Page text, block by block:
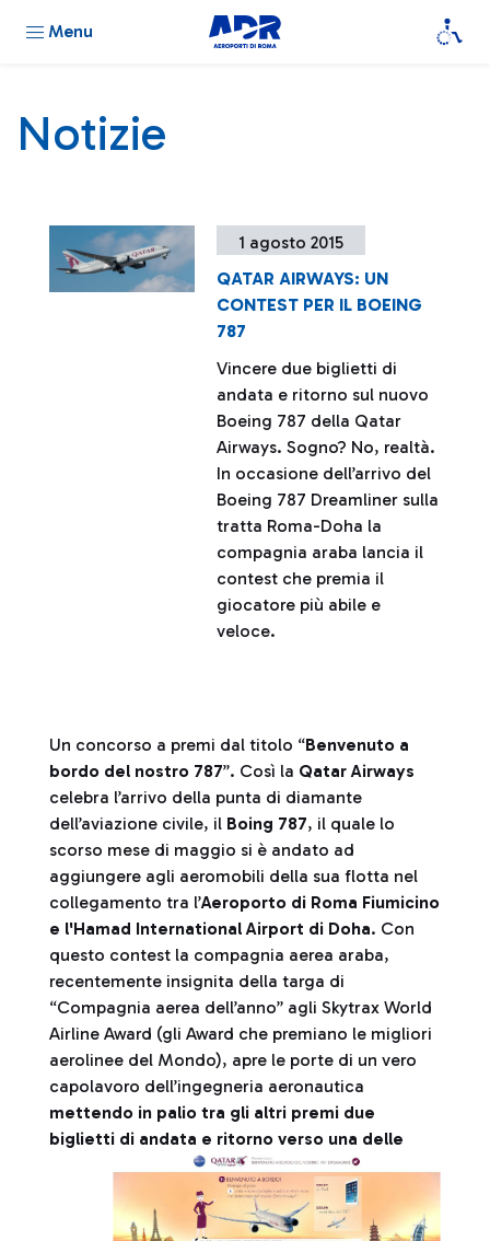
Menu
Notizie
1 agosto 2015
QATAR AIRWAYS: UN
CONTEST PER IL BOEING
787
Vincere due biglietti di
andata e ritorno sul nuovo
Boeing 787 della Qatar
Airways. Sogno? No, realtà.
In occasione dell’arrivo del
Boeing 787 Dreamliner sulla
tratta Roma-Doha la
compagnia araba lancia il
contest che premia il
giocatore più abile e
veloce.
Un concorso a premi dal titolo “Benvenuto a
bordo del nostro 787”. Così la Qatar Airways
celebra l’arrivo della punta di diamante
dell’aviazione civile, il Boing 787, il quale lo
scorso mese di maggio si è andato ad
aggiungere agli aeromobili della sua flotta nel
collegamento tra l’Aeroporto di Roma Fiumicino
e l'Hamad International Airport di Doha. Con
questo contest la compagnia aerea araba,
recentemente insignita della targa di
“Compagnia aerea dell’anno” agli Skytrax World
Airline Award (gli Award che premiano le migliori
aerolinee del Mondo), apre le porte di un vero
capolavoro dell’ingegneria aeronautica
mettendo in palio tra gli altri premi due
biglietti di andata e ritorno verso una delle